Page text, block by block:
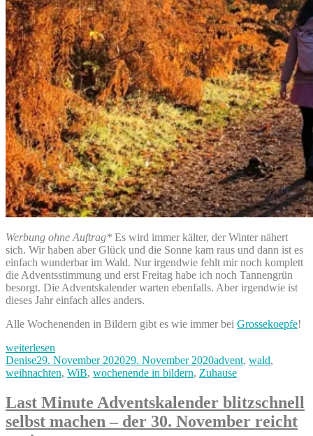
Werbung ohne Auftrag* Es wird immer kälter, der Winter nähert
sich. Wir haben aber Glück und die Sonne kam raus und dann ist es
einfach wunderbar im Wald. Nur irgendwie fehlt mir noch komplett
die Adventsstimmung und erst Freitag habe ich noch Tannengrün
besorgt. Die Adventskalender warten ebenfalls. Aber irgendwie ist
dieses Jahr einfach alles anders.
Alle Wochenenden in Bildern gibt es wie immer bei Grossekoepfe!
„Herbstsonne,
Wald
und
Adventsstimmung
–
unser
weiterlesen
Autor
DeniseVeröffentlicht
am
29. November 202029. November 2020Kategorien
advent, wald,
weihnachten, WiB, wochenende in bildern, Zuhause
Last Minute Adventskalender blitzschnell
selbst machen – der 30. November reicht